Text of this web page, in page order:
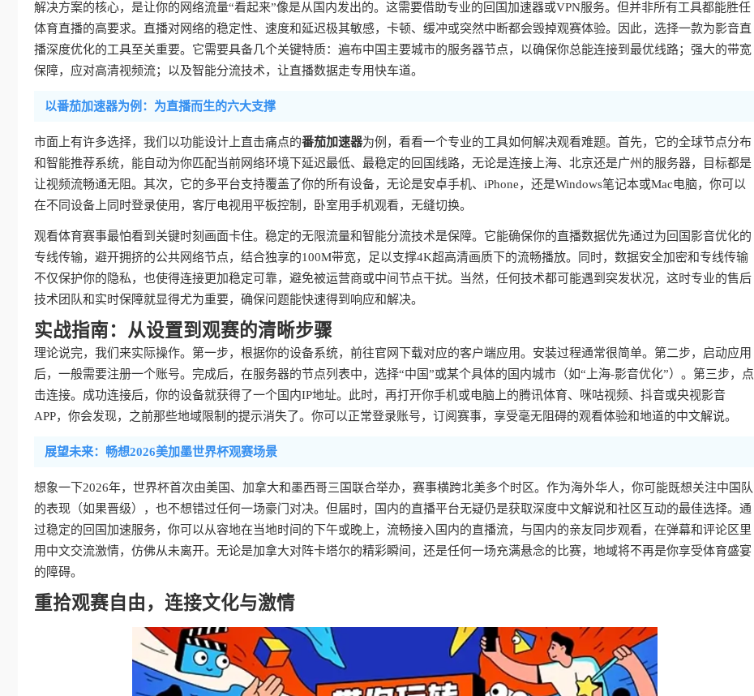
解决方案的核心，是让你的网络流量“看起来”像是从国内发出的。这需要借助专业的回国加速器或VPN服务。但并非所有工具都能胜任
体育直播的高要求。直播对网络的稳定性、速度和延迟极其敏感，卡顿、缓冲或突然中断都会毁掉观赛体验。因此，选择一款为影音直
播深度优化的工具至关重要。它需要具备几个关键特质：遍布中国主要城市的服务器节点，以确保你总能连接到最优线路；强大的带宽
保障，应对高清视频流；以及智能分流技术，让直播数据走专用快车道。
以番茄加速器为例：为直播而生的六大支撑
市面上有许多选择，我们以功能设计上直击痛点的番茄加速器为例，看看一个专业的工具如何解决观看难题。首先，它的全球节点分布
和智能推荐系统，能自动为你匹配当前网络环境下延迟最低、最稳定的回国线路，无论是连接上海、北京还是广州的服务器，目标都是
让视频流畅通无阻。其次，它的多平台支持覆盖了你的所有设备，无论是安卓手机、iPhone，还是Windows笔记本或Mac电脑，你可以
在不同设备上同时登录使用，客厅电视用平板控制，卧室用手机观看，无缝切换。
观看体育赛事最怕看到关键时刻画面卡住。稳定的无限流量和智能分流技术是保障。它能确保你的直播数据优先通过为回国影音优化的
专线传输，避开拥挤的公共网络节点，结合独享的100M带宽，足以支撑4K超高清画质下的流畅播放。同时，数据安全加密和专线传输
不仅保护你的隐私，也使得连接更加稳定可靠，避免被运营商或中间节点干扰。当然，任何技术都可能遇到突发状况，这时专业的售后
技术团队和实时保障就显得尤为重要，确保问题能快速得到响应和解决。
实战指南：从设置到观赛的清晰步骤
理论说完，我们来实际操作。第一步，根据你的设备系统，前往官网下载对应的客户端应用。安装过程通常很简单。第二步，启动应用
后，一般需要注册一个账号。完成后，在服务器的节点列表中，选择“中国”或某个具体的国内城市（如“上海-影音优化”）。第三步，点
击连接。成功连接后，你的设备就获得了一个国内IP地址。此时，再打开你手机或电脑上的腾讯体育、咪咕视频、抖音或央视影音
APP，你会发现，之前那些地域限制的提示消失了。你可以正常登录账号，订阅赛事，享受毫无阻碍的观看体验和地道的中文解说。
展望未来：畅想2026美加墨世界杯观赛场景
想象一下2026年，世界杯首次由美国、加拿大和墨西哥三国联合举办，赛事横跨北美多个时区。作为海外华人，你可能既想关注中国队
的表现（如果晋级），也不想错过任何一场豪门对决。但届时，国内的直播平台无疑仍是获取深度中文解说和社区互动的最佳选择。通
过稳定的回国加速服务，你可以从容地在当地时间的下午或晚上，流畅接入国内的直播流，与国内的亲友同步观看，在弹幕和评论区里
用中文交流激情，仿佛从未离开。无论是加拿大对阵卡塔尔的精彩瞬间，还是任何一场充满悬念的比赛，地域将不再是你享受体育盛宴
的障碍。
重拾观赛自由，连接文化与激情